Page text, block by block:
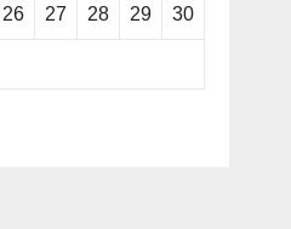
26 27 28 29 30